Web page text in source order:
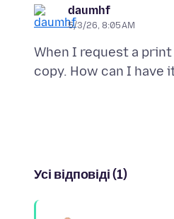
daumhf
5/3/26, 8:05 AM
When I request a
Усі відповіді (1)